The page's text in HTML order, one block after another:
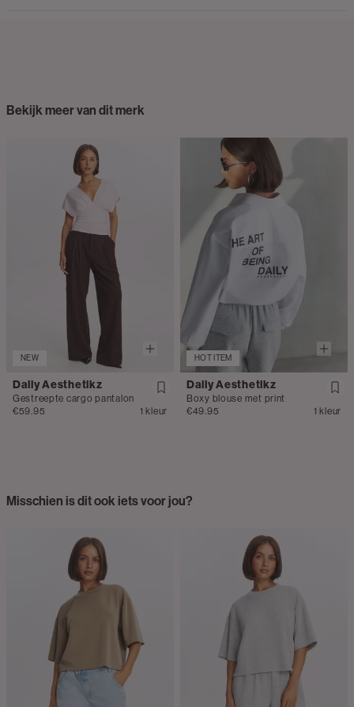
Bekijk meer van dit merk
NEW
Daily Aesthetikz
Gestreepte cargo pantalon
€59.95
1 kleur
HOT ITEM
Daily Aesthetikz
Boxy blouse met print
€49.95
1 kleur
Misschien is dit ook iets voor jou?